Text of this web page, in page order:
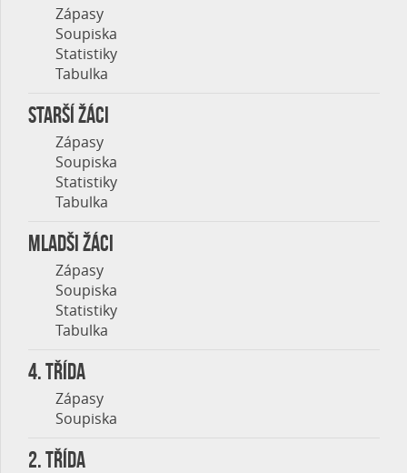
Zápasy
Soupiska
Statistiky
Tabulka
STARŠÍ ŽÁCI
Zápasy
Soupiska
Statistiky
Tabulka
MLADŠI ŽÁCI
Zápasy
Soupiska
Statistiky
Tabulka
4. třída
Zápasy
Soupiska
2. třída